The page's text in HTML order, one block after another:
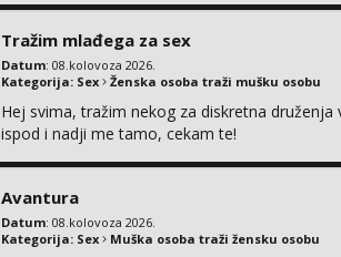
Tražim mlađega za sex
Datum: 08.kolovoza 2026.
Kategorija: Sex Ženska osoba traži mušku osobu
Hej svima, tražim nekog za diskretna
ispod i nadji me tamo, cekam te!
Avantura
Datum: 08.kolovoza 2026.
Kategorija: Sex Muška osoba traži žensku osobu